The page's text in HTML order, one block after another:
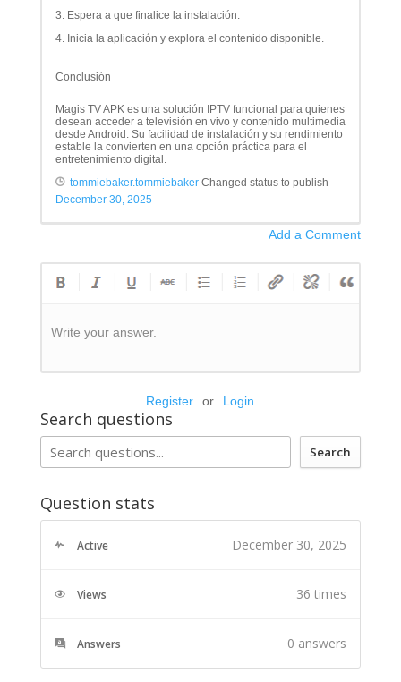
Espera a que finalice la instalación.
Inicia la aplicación y explora el contenido disponible.
Conclusión
Magis TV APK es una solución IPTV funcional para quienes
desean acceder a televisión en vivo y contenido multimedia
desde Android. Su facilidad de instalación y su rendimiento
estable la convierten en una opción práctica para el
entretenimiento digital.
tommiebaker.tommiebakerChanged status to publish
December 30, 2025
Add a Comment
Write your answer.
Register or Login
Search questions
Search
Question stats
Active December 30, 2025
Views 36 times
Answers 0 answers